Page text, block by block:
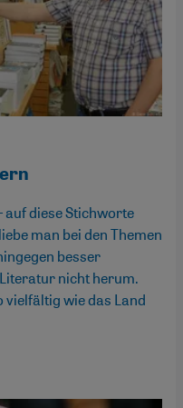
diese Stichworte
man bei den Themen
besser
nicht herum.
wie das Land